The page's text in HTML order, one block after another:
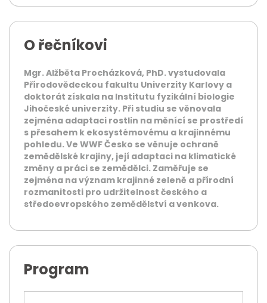
O řečníkovi
Mgr. Alžběta Procházková, PhD. vystudovala
Přírodovědeckou fakultu Univerzity Karlovy a
doktorát získala na Institutu fyzikální biologie
Jihočeské univerzity. Při studiu se věnovala
zejména adaptaci rostlin na měnící se prostředí
s přesahem k ekosystémovému a krajinnému
pohledu. Ve WWF Česko se věnuje ochraně
zemědělské krajiny, její adaptaci na klimatické
změny a práci se zemědělci. Zaměřuje se
zejména na význam krajinné zeleně a přírodní
rozmanitosti pro udržitelnost českého a
středoevropského zemědělství a venkova.
Program